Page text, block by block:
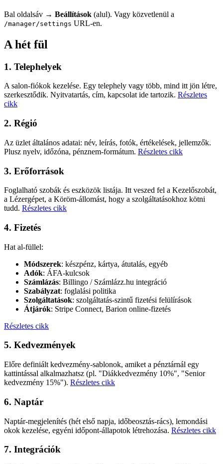
Bal oldalsáv → Beállítások (alul). Vagy közvetlenül a
/manager/settings URL-en.
A hét fül
1. Telephelyek
A salon-fiókok kezelése. Egy telephely vagy több, mind itt jön létre,
szerkesztődik. Nyitvatartás, cím, kapcsolat ide tartozik. Részletes
cikk
2. Régió
Az üzlet általános adatai: név, leírás, fotók, értékelések, jellemzők.
Plusz nyelv, időzóna, pénznem-formátum. Részletes cikk
3. Erőforrások
Foglalható szobák és eszközök listája. Itt veszed fel a Kezelőszobát,
a Lézergépet, a Köröm-állomást, hogy a szolgáltatásokhoz kötni
tudd. Részletes cikk
4. Fizetés
Hat al-füllel:
Módszerek: készpénz, kártya, átutalás, egyéb
Adók: ÁFA-kulcsok
Számlázás: Billingo / Számlázz.hu integráció
Szabályzat: foglalási politika
Szolgáltatások: szolgáltatás-szintű fizetési felülírások
Átjárók: Stripe Connect, Barion online-fizetés
Részletes cikk
5. Kedvezmények
Előre definiált kedvezmény-sablonok, amiket a pénztárnál egy
kattintással alkalmazhatsz (pl. "Diákkedvezmény 10%", "Senior
kedvezmény 15%"). Részletes cikk
6. Naptár
Naptár-megjelenítés (hét első napja, időbeosztás-rács), lemondási
okok kezelése, egyéni időpont-állapotok létrehozása. Részletes cikk
7. Integrációk